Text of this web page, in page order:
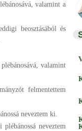
valamint a
beosztásából és
valamint
felmentettem
neveztem ki.
neveztem